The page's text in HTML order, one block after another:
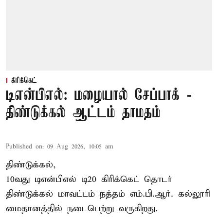
கிரிக்கெட்
டிஎன்பிஎல்: மழையால் சேப்பாக் -
திண்டுக்கல் ஆட்டம் தாமதம்
Published on: 09 Aug 2026, 10:05 am
திண்டுக்கல்,
10வது டிஎன்பிஎல் டி20 கிரிக்கெட் தொடர்
திண்டுக்கல் மாவட்டம் நத்தம் எம்.பி.ஆர். கல்லூரி
மைதானத்தில் நடைபெற்று வருகிறது.